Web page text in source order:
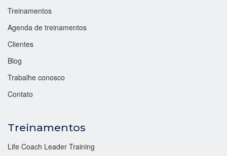
Treinamentos
Agenda de treinamentos
Clientes
Blog
Trabalhe conosco
Contato
Treinamentos
Life Coach Leader Training